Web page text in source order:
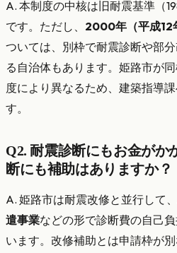
A. 本制度の中核は旧耐震基準（
です。ただし、 2000年（平成12
ついては、別枠で耐震診断や部
る自治体もあります。姫路市が
度により異なるため、建築指導
す。
Q2. 耐震診断にもお金がか
断にも補助はありますか？
A. 姫路市は耐震改修と並行して、
遣事業などの形で診断費の自己
います。改修補助とは申請枠が